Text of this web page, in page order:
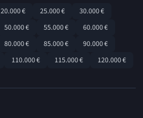
20.000 € 25.000 €
30.000 €
50.000 € 55.000 €
60.000 €
80.000 € 85.000 €
90.000 €
110.000 € 115.000 € 120.000 €